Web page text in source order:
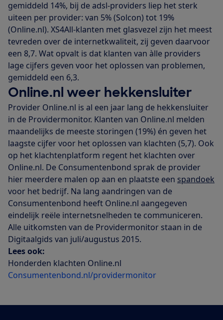
gemiddeld 14%, bij de adsl-providers liep het sterk
uiteen per provider: van 5% (Solcon) tot 19%
(Online.nl). XS4All-klanten met glasvezel zijn het meest
tevreden over de internetkwaliteit, zij geven daarvoor
een 8,7. Wat opvalt is dat klanten van àlle providers
lage cijfers geven voor het oplossen van problemen,
gemiddeld een 6,3.
Online.nl weer hekkensluiter
Provider Online.nl is al een jaar lang de hekkensluiter
in de Providermonitor. Klanten van Online.nl melden
maandelijks de meeste storingen (19%) én geven het
laagste cijfer voor het oplossen van klachten (5,7). Ook
op het klachtenplatform regent het klachten over
Online.nl. De Consumentenbond sprak de provider
hier meerdere malen op aan en plaatste een spandoek
voor het bedrijf. Na lang aandringen van de
Consumentenbond heeft Online.nl aangegeven
eindelijk reële internetsnelheden te communiceren.
Alle uitkomsten van de Providermonitor staan in de
Digitaalgids van juli/augustus 2015.
Lees ook:
Honderden klachten Online.nl
Consumentenbond.nl/providermonitor